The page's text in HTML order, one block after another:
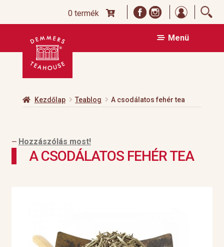
0 termék
Ugrás
navigációhoz
Kilépés
tartalomba
Menü
Kezdőlap Teablog A csodálatos fehér tea
— Hozzászólás most!
A CSODÁLATOS FEHÉR TEA